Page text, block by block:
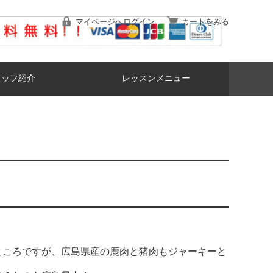
マイページへログイン カートをみる
フ紹介 レッスンメニュー
ろですが、広島県産の鹿肉と猪肉もジャーキーと